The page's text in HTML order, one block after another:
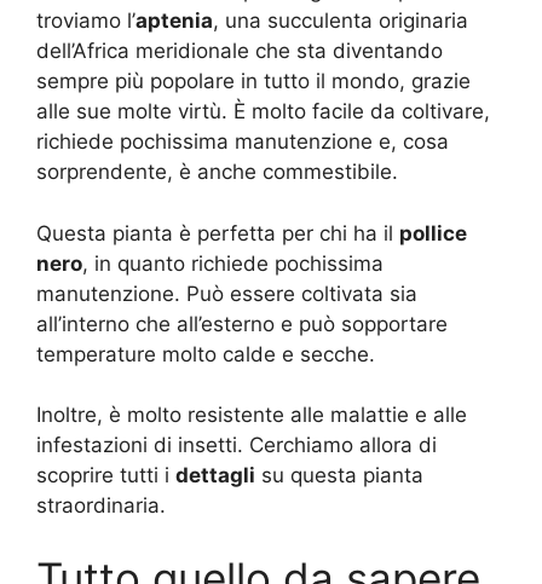
troviamo l’aptenia, una succulenta originaria
dell’Africa meridionale che sta diventando
sempre più popolare in tutto il mondo, grazie
alle sue molte virtù. È molto facile da coltivare,
richiede pochissima manutenzione e, cosa
sorprendente, è anche commestibile.
Questa pianta è perfetta per chi ha il pollice
nero, in quanto richiede pochissima
manutenzione. Può essere coltivata sia
all’interno che all’esterno e può sopportare
temperature molto calde e secche.
Inoltre, è molto resistente alle malattie e alle
infestazioni di insetti. Cerchiamo allora di
scoprire tutti i dettagli su questa pianta
straordinaria.